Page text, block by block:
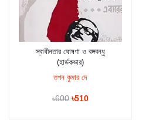
কার্টে যুক্ত করুন
স্বাধীনতার ঘোষণা ও বঙ্গবন্ধু
(হার্ডকভার)
তপন কুমার দে
৳600 ৳510